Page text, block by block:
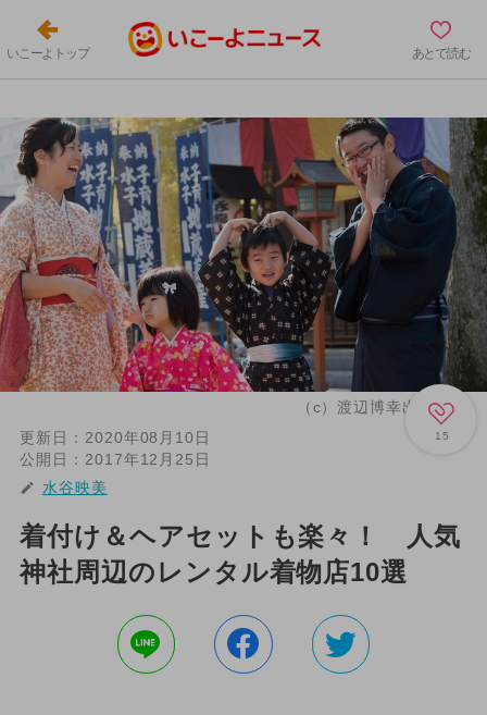
いこーよトップ あとで読む
（c）渡辺博幸出張写真
15
更新日： 2020年08月10日
公開日： 2017年12月25日
水谷映美
着付け＆ヘアセットも楽々！ 人気
神社周辺のレンタル着物店10選